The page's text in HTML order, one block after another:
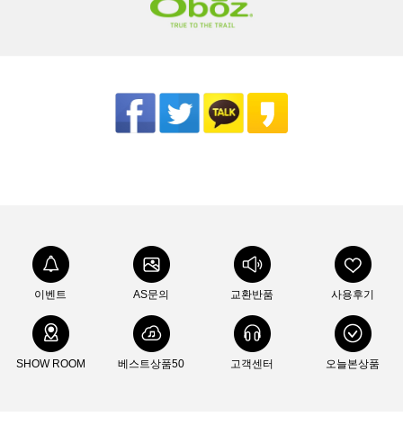
이벤트 AS문의 교환반품 사용후기
SHOW ROOM 베스트상품50 고객센터 오늘본상품